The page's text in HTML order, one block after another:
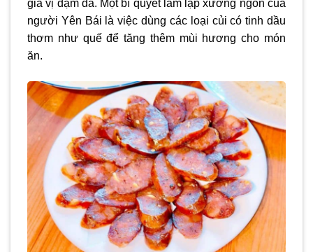
gia vị đậm đà. Một bí quyết làm lạp xưởng ngon của
người Yên Bái là việc dùng các loại củi có tinh dầu
thơm như quế để tăng thêm mùi hương cho món
ăn.